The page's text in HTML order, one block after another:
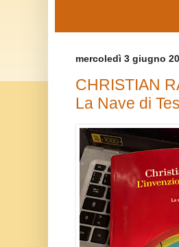
mercoledì 3 giugno
CHRISTIAN
La Nave di